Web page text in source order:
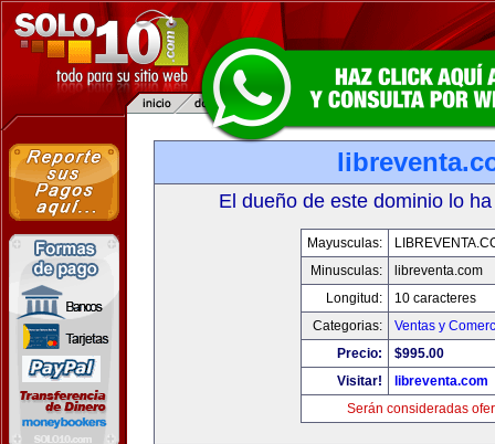
El dueño de este dominio lo
Mayusculas:
Minusculas:
libreventa.com
Longitud:
10 caracteres
Categorias:
Ventas y
Precio:
$995.00
Visitar!
libreventa.com
Serán consideradas